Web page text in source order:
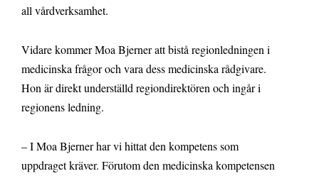
all vårdverksamhet.
Vidare kommer Moa Bjerner att bistå regionledningen i
medicinska frågor och vara dess medicinska rådgivare.
Hon är direkt underställd regiondirektören och ingår i
regionens ledning.
– I Moa Bjerner har vi hittat den kompetens som
uppdraget kräver. Förutom den medicinska kompetensen